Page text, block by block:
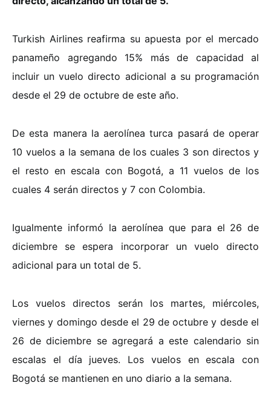
Turkish Airlines reafirma su apuesta por el mercado
panameño agregando 15% más de capacidad al
incluir un vuelo directo adicional a su programación
desde el 29 de octubre de este año.
De esta manera la aerolínea turca pasará de operar
10 vuelos a la semana de los cuales 3 son directos y
el resto en escala con Bogotá, a 11 vuelos de los
cuales 4 serán directos y 7 con Colombia.
Igualmente informó la aerolínea que para el 26 de
diciembre se espera incorporar un vuelo directo
adicional para un total de 5.
Los vuelos directos serán los martes, miércoles,
viernes y domingo desde el 29 de octubre y desde el
26 de diciembre se agregará a este calendario sin
escalas el día jueves. Los vuelos en escala con
Bogotá se mantienen en uno diario a la semana.